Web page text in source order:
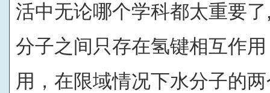
活中无论哪个学科都太重要
分子之间只存在氢键相互作
用，在限域情况下水分子的